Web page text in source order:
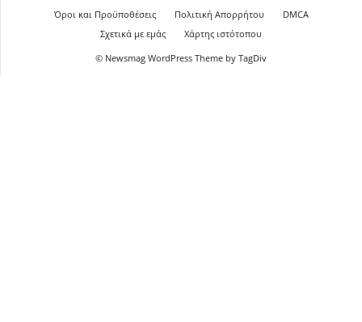
Όροι και Προϋποθέσεις Πολιτική Απορρήτου
DMCA
Σχετικά με εμάς
Χάρτης ιστότοπου
© Newsmag WordPress Theme by TagDiv